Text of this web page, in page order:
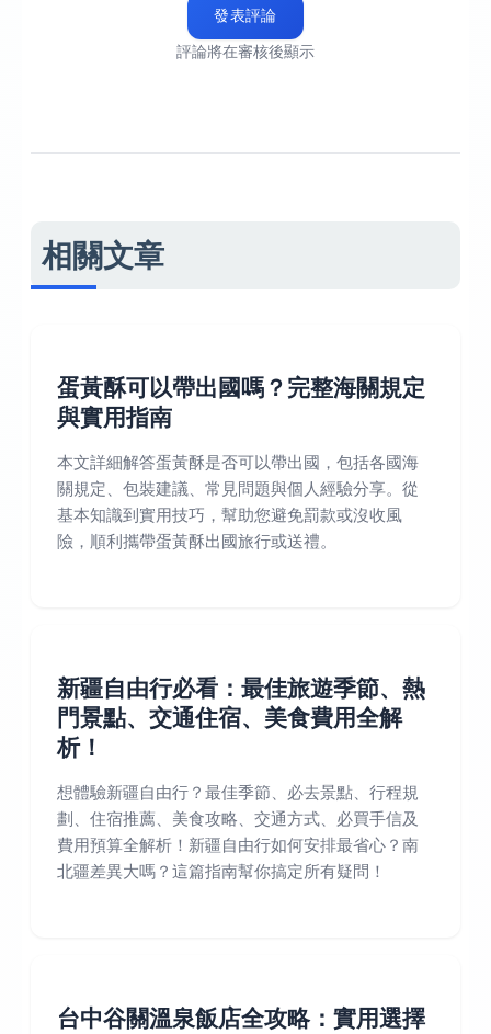
發表評論
評論將在審核後顯示
相關文章
蛋黃酥可以帶出國嗎？完整海關規定
與實用指南
本文詳細解答蛋黃酥是否可以帶出國，包括各國海
關規定、包裝建議、常見問題與個人經驗分享。從
基本知識到實用技巧，幫助您避免罰款或沒收風
險，順利攜帶蛋黃酥出國旅行或送禮。
新疆自由行必看：最佳旅遊季節、熱
門景點、交通住宿、美食費用全解
析！
想體驗新疆自由行？最佳季節、必去景點、行程規
劃、住宿推薦、美食攻略、交通方式、必買手信及
費用預算全解析！新疆自由行如何安排最省心？南
北疆差異大嗎？這篇指南幫你搞定所有疑問！
台中谷關溫泉飯店全攻略：實用選擇